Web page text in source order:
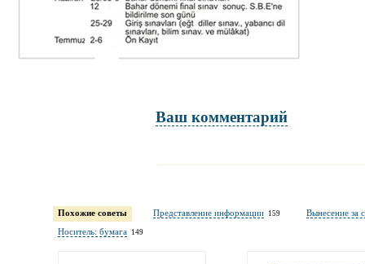
Ваш комментарий
обязательны полностью для публикации
Электронная
почта
Похожие советы Представление информации 159
Вынесение за
Носитель: бумага 149